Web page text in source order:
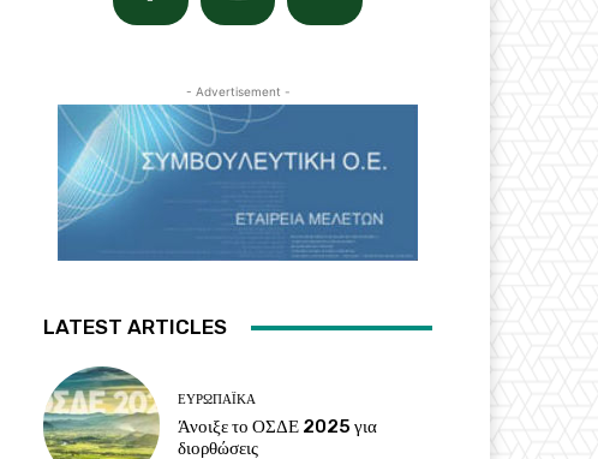
- Advertisement -
LATEST ARTICLES
ΕΥΡΩΠΑΪΚΆ
Άνοιξε το ΟΣΔΕ 2025 για
διορθώσεις